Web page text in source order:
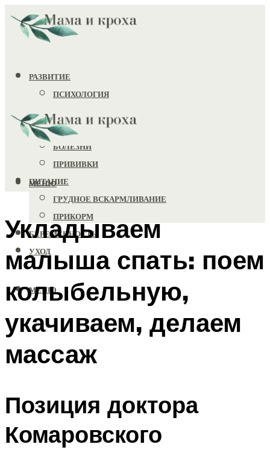
РАЗВИТИЕ
ПСИХОЛОГИЯ
ИГРУШКИ
ЗДОРОВЬЕ
БОЛЕЗНИ
ПРИВИВКИ
ПИТАНИЕ
ГРУДНОЕ ВСКАРМЛИВАНИЕ
ПРИКОРМ
БЕРЕМЕННОСТЬ
УХОД
МЕНЮ
МЕНЮ
Укладываем
малыша спать: поем
колыбельную,
укачиваем, делаем
массаж
Позиция доктора
Комаровского